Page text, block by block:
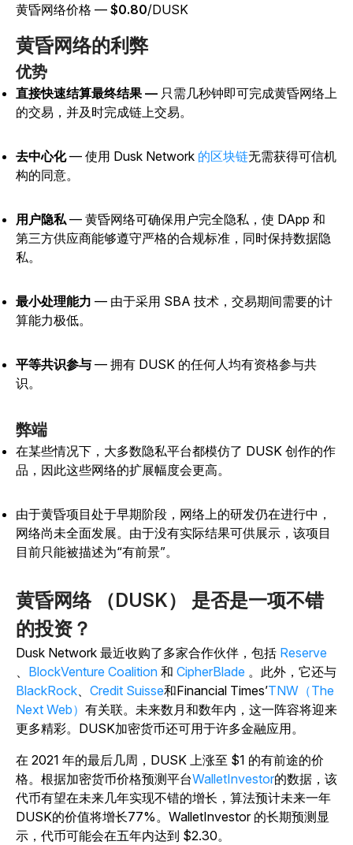
黄昏网络价格 — $0.80/DUSK
黄昏网络的利弊
优势
直接快速结算最终结果 — 只需几秒钟即可完成黄昏网络上
的交易，并及时完成链上交易。
去中心化— 使用 Dusk Network 的区块链无需获得可信机
构的同意。
用户隐私 — 黄昏网络可确保用户完全隐私，使 DApp 和
第三方供应商能够遵守严格的合规标准，同时保持数据隐
私。
最小处理能力 — 由于采用 SBA 技术，交易期间需要的计
算能力极低。
平等共识参与 — 拥有 DUSK 的任何人均有资格参与共
识。
弊端
在某些情况下，大多数隐私平台都模仿了 DUSK 创作的作
品，因此这些网络的扩展幅度会更高。
由于黄昏项目处于早期阶段，网络上的研发仍在进行中，
网络尚未全面发展。由于没有实际结果可供展示，该项目
目前只能被描述为“有前景”。
黄昏网络 （DUSK） 是否是一项不错
的投资？
Dusk Network 最近收购了多家合作伙伴，包括 Reserve
BlockVenture Coalition 和 CipherBlade 。此外，它还与
BlackRock
Credit Suisse和Financial Times’TNW（The
Next Web） 有关联。未来数月和数年内，这一阵容将迎来
更多精彩。DUSK加密货币还可用于许多金融应用。
在 2021 年的最后几周，DUSK 上涨至 $1 的有前途的价
格。根据加密货币价格预测平台WalletInvestor的数据，该
代币有望在未来几年实现不错的增长，算法预计未来一年
DUSK的价值将增长77%。WalletInvestor 的长期预测显
示，代币可能会在五年内达到 $2.30。